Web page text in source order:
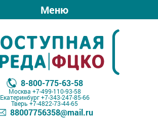
Меню
8-800-775-63-58
Москва +7-499-110-93-58
Екатеринбург+7-343-247-85-66
Тверь +7-4822-73-44-65
88007756358@mail.ru